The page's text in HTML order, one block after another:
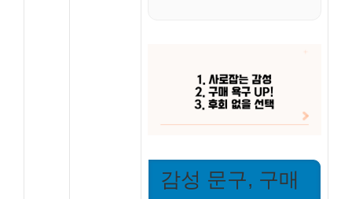
감성 문구, 구매